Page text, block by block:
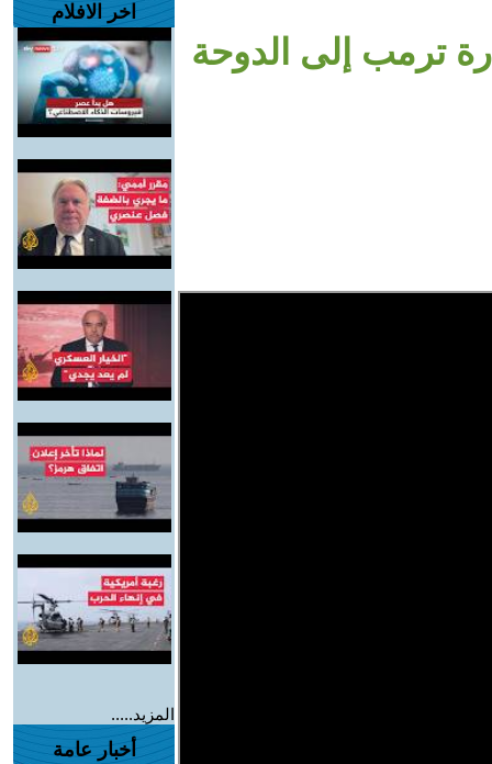
ترمب إلى الدوحة
اخر الافلام
المزيد.....
أخبار عامة